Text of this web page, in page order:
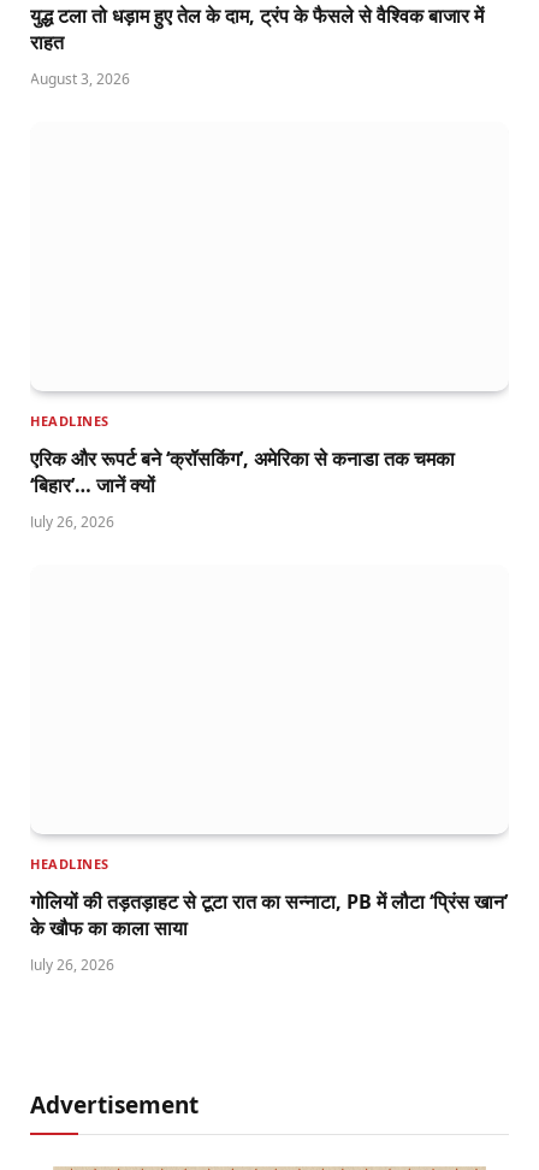
युद्ध टला तो धड़ाम हुए तेल के दाम, ट्रंप के फैसले से वैश्विक बाजार में
राहत
August 3, 2026
HEADLINES
एरिक और रूपर्ट बने ‘क्रॉसकिंग’, अमेरिका से कनाडा तक चमका
‘बिहार’… जानें क्यों
July 26, 2026
HEADLINES
गोलियों की तड़तड़ाहट से टूटा रात का सन्नाटा, PB में लौटा ‘प्रिंस खान’
के खौफ का काला साया
July 26, 2026
Advertisement